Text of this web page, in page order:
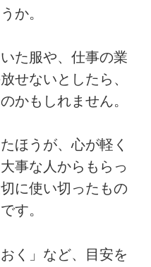
か。
た服や、仕事の業
せないとしたら、
かもしれません。
ほうが、心が軽く
事な人からもらっ
に使い切ったもの
す。
く」など、目安を